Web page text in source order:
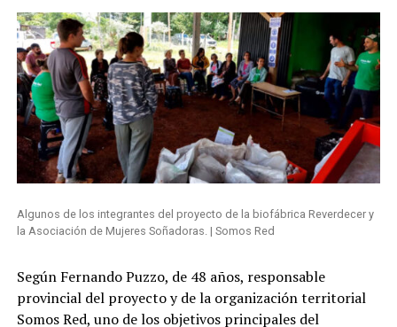
Algunos de los integrantes del proyecto de la biofábrica Reverdecer y
la Asociación de Mujeres Soñadoras. | Somos Red
Según Fernando Puzzo, de 48 años, responsable
provincial del proyecto y de la organización territorial
Somos Red, uno de los objetivos principales del